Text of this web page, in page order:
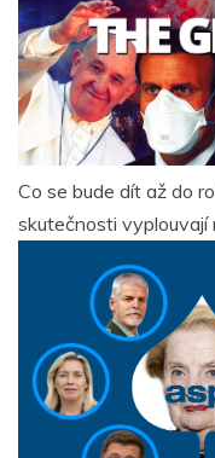
Co se bude dít až do
skutečnosti vyplouvají